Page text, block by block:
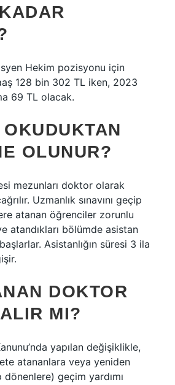
Hekim pozisyonu için
128 bin 302 TL iken, 2023
69 TL olacak.
OLUNUR?
mezunları doktor olarak
Uzmanlık sınavını geçip
atanan öğrenciler zorunlu
atandıkları bölümde asistan
Asistanlığın süresi 3 ila
DOKTOR
MI?
yapılan değişiklikle,
atananlara veya yeniden
dönenlere) geçim yardımı